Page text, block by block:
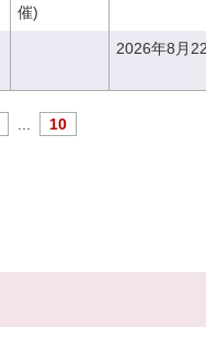
催)
2026年8月
10